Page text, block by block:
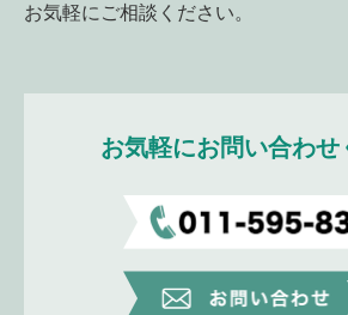
お気軽にご相談ください。
お気軽にお問い合わせ